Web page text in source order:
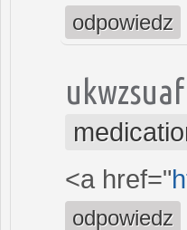
odpowiedz
ukwzsuaf
<a href="
odpowiedz